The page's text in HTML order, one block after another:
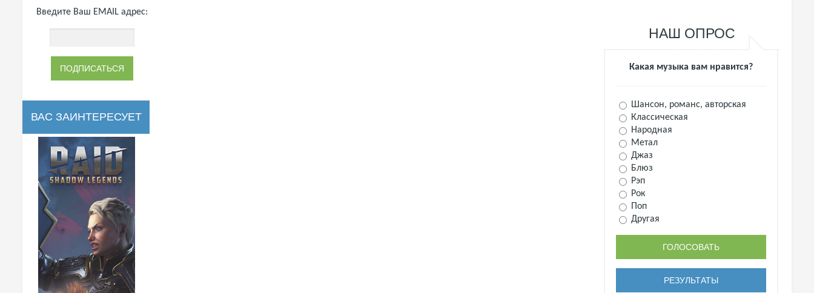
Введите Ваш EMAIL адрес:
ВАС ЗАИНТЕРЕСУЕТ
НАШ ОПРОС
Какая музыка вам нравится?
Шансон, романс, авторская
Классическая
Народная
Метал
Джаз
Блюз
Рэп
Рок
Поп
Другая